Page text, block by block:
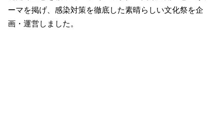
ーマを掲げ、感染対策を徹底した素晴らしい文化祭を企
画・運営しました。